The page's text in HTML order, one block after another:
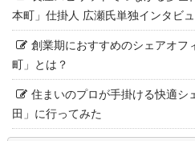
本町」仕掛人 広瀬氏単独インタビ
創業期におすすめのシェアオフ
町」とは？
住まいのプロが手掛ける快適シ
田」に行ってみた